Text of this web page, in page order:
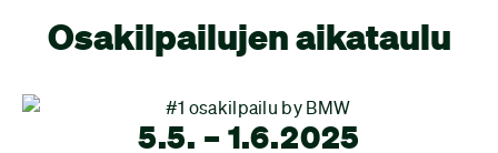
Osakilpailujen aikataulu
5.5. – 1.6.2025